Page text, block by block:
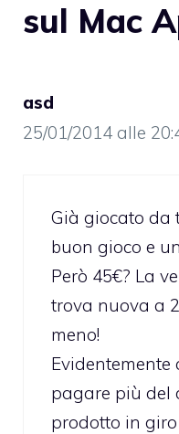
sul Mac
asd
25/01/2014 alle
Già giocato da
buon gioco e
Però 45€? La
trova nuova a
meno!
pagare più del
prodotto in giro